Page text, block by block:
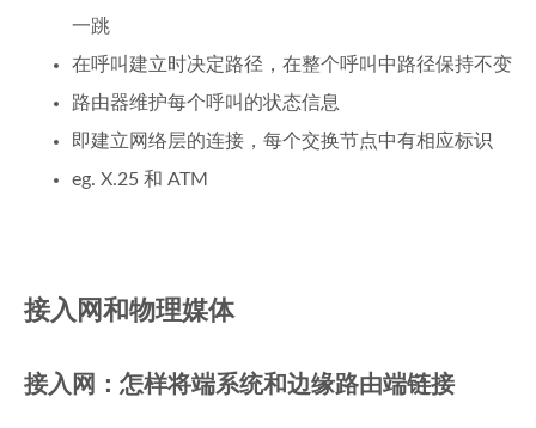
一跳
在呼叫建立时决定路径，在整个呼叫中路径保持不变
路由器维护每个呼叫的状态信息
即建立网络层的连接，每个交换节点中有相应标识
eg. X.25 和 ATM
接入网和物理媒体
接入网：怎样将端系统和边缘路由端链接